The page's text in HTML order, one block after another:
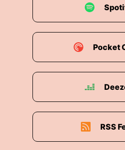
Pocket
RSS